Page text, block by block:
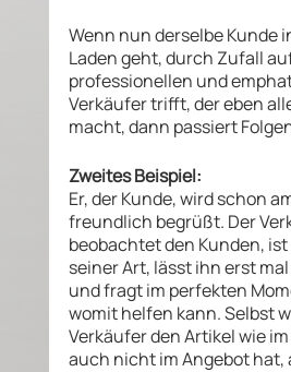
Wenn nun derselbe Kunde
Laden geht, durch Zufall
professionellen und
Verkäufer trifft, der eben
macht, dann passiert
Zweites Beispiel:
Er, der Kunde, wird schon
freundlich begrüßt. Der
beobachtet den Kunden,
seiner Art, lässt ihn erst
und fragt im perfekten
womit helfen kann. Selbst
Verkäufer den Artikel wie
auch nicht im Angebot hat,